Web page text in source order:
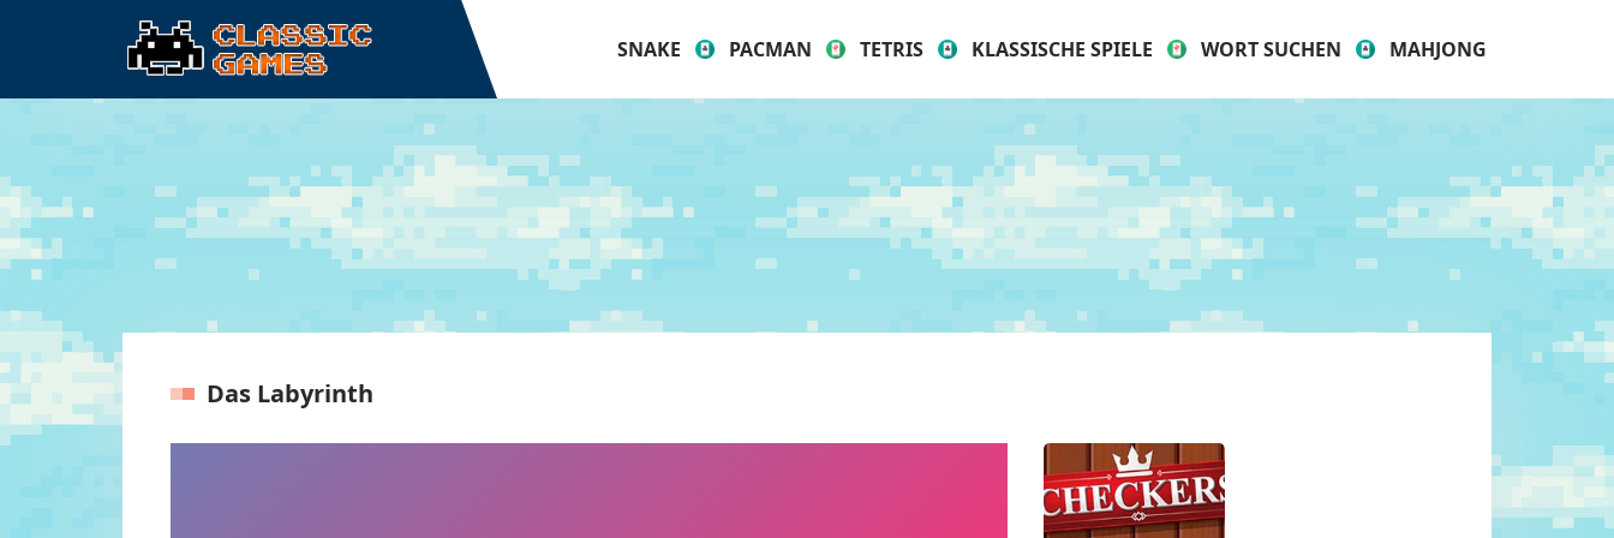
SNAKE PACMAN TETRIS KLASSISCHE SPIELE WORT SUCHEN MAHJONG
Das Labyrinth